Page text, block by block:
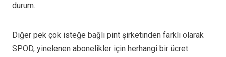
durum.
Diğer pek çok isteğe bağlı pint şirketinden farklı olarak
SPOD, yinelenen abonelikler için herhangi bir ücret